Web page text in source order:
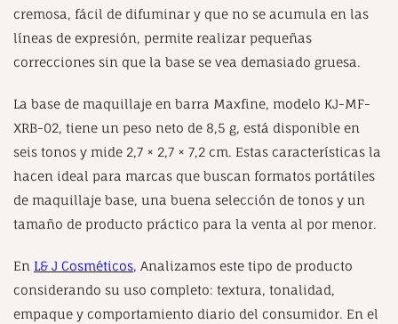
cremosa, fácil de difuminar y que no se acumula en las
líneas de expresión, permite realizar pequeñas
correcciones sin que la base se vea demasiado gruesa.
La base de maquillaje en barra Maxfine, modelo KJ-MF-
XRB-02, tiene un peso neto de 8,5 g, está disponible en
seis tonos y mide 2,7 × 2,7 × 7,2 cm. Estas características la
hacen ideal para marcas que buscan formatos portátiles
de maquillaje base, una buena selección de tonos y un
tamaño de producto práctico para la venta al por menor.
En L& J Cosméticos, Analizamos este tipo de producto
considerando su uso completo: textura, tonalidad,
empaque y comportamiento diario del consumidor. En el